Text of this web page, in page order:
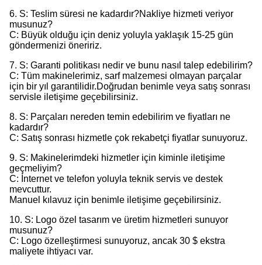
6. S: Teslim süresi ne kadardır?Nakliye hizmeti veriyor
musunuz?
C: Büyük olduğu için deniz yoluyla yaklaşık 15-25 gün
göndermenizi öneririz.
7. S: Garanti politikası nedir ve bunu nasıl talep edebilirim?
C: Tüm makinelerimiz, sarf malzemesi olmayan parçalar
için bir yıl garantilidir.Doğrudan benimle veya satış sonrası
servisle iletişime geçebilirsiniz.
8. S: Parçaları nereden temin edebilirim ve fiyatları ne
kadardır?
C: Satış sonrası hizmetle çok rekabetçi fiyatlar sunuyoruz.
9. S: Makinelerimdeki hizmetler için kiminle iletişime
geçmeliyim?
C: İnternet ve telefon yoluyla teknik servis ve destek
mevcuttur.
Manuel kılavuz için benimle iletişime geçebilirsiniz.
10. S: Logo özel tasarım ve üretim hizmetleri sunuyor
musunuz?
C: Logo özelleştirmesi sunuyoruz, ancak 30 $ ekstra
maliyete ihtiyacı var.